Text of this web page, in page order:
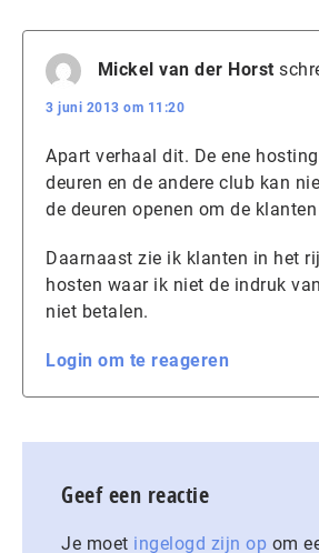
Mickel van der Horst
3 juni 2013 om 11:20
Apart verhaal dit. De ene
deuren en de andere club kan
de deuren openen om de
Daarnaast zie ik klanten in het
hosten waar ik niet de indruk
niet betalen.
Login om te reageren
Geef een reactie
Je moet ingelogd zijn op om